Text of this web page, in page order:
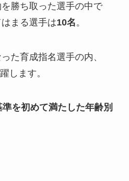
勝ち取った選手の中で
まる選手は10名 。
た育成指名選手の内、
します。
を初めて満たした年齢別